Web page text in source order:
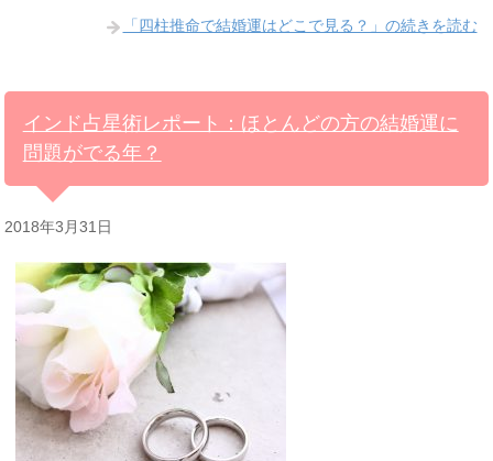
「四柱推命で結婚運はどこで見る？」の続きを読む
インド占星術レポート：ほとんどの方の結婚運に
問題がでる年？
2018年3月31日